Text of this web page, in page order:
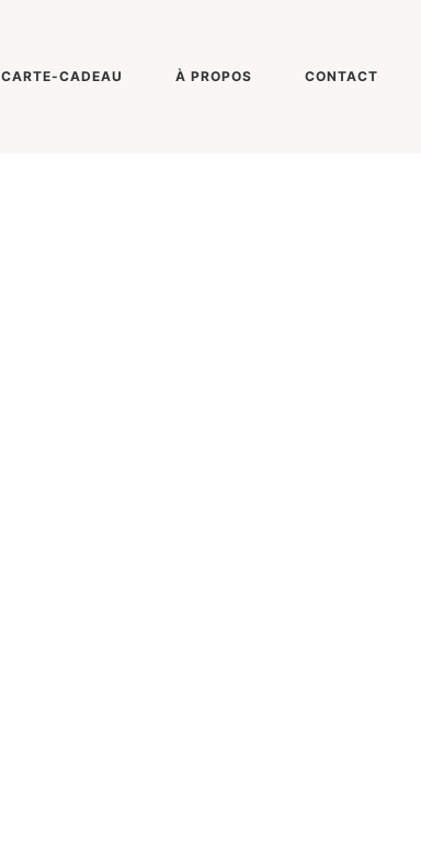
CARTE-CADEAU À PROPOS CONTACT